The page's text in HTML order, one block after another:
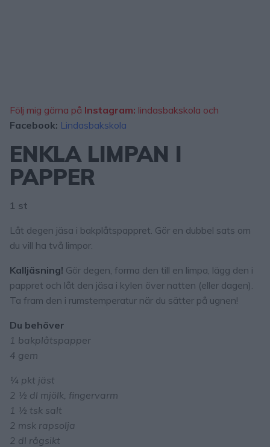
Följ mig gärna på Instagram: lindasbakskola och
Facebook: Lindasbakskola
ENKLA LIMPAN I
PAPPER
1 st
Låt degen jäsa i bakplåtspappret. Gör en dubbel sats om
du vill ha två limpor.
Kalljäsning! Gör degen, forma den till en limpa, lägg den i
pappret och låt den jäsa i kylen över natten (eller dagen).
Ta fram den i rumstemperatur när du sätter på ugnen!
Du behöver
1 bakplåtspapper
4 gem
¼ pkt jäst
2 ½ dl mjölk, fingervarm
1 ½ tsk salt
2 msk rapsolja
2 dl rågsikt